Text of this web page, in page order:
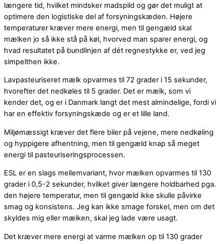
længere tid, hvilket mindsker madspild og gør det muligt at
optimere den logistiske del af forsyningskæden. Højere
temperaturer kræver mere energi, men til gengæld skal
mælken jo så ikke stå på køl, hvorved man sparer energi, og
hvad resultatet på bundlinjen af dét regnestykke er, ved jeg
simpelthen ikke.
Lavpasteuriseret mælk opvarmes til 72 grader i 15 sekunder,
hvorefter det nedkøles til 5 grader. Det er mælk, som vi
kender det, og er i Danmark langt det mest almindelige, fordi vi
har en effektiv forsyningskæde og er et lille land.
Miljømæssigt kræver det flere biler på vejene, mere nedkøling
og hyppigere afhentning, men til gengæld knap så meget
energi til pasteuriseringsprocessen.
ESL er en slags mellemvariant, hvor mælken opvarmes til 130
grader i 0,5-2 sekunder, hvilket giver længere holdbarhed pga.
den højere temperatur, men til gengæld ikke skulle påvirke
smag og konsistens. Jeg kan ikke smage forskel, men om det
skyldes mig eller mælken, skal jeg lade være usagt.
Det kræver mere energi at varme mælken op til 130 grader